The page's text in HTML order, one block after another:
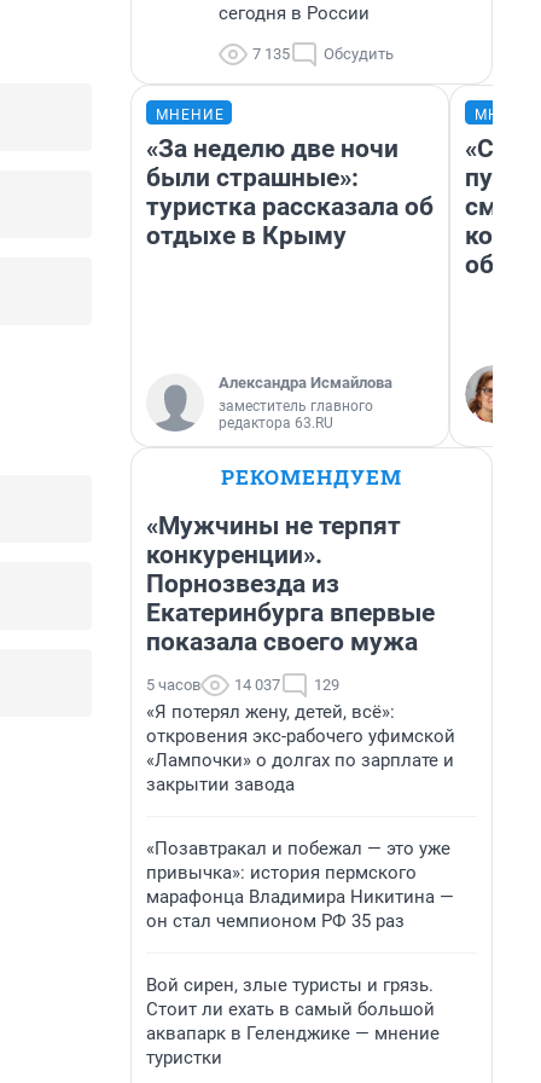
сегодня в России
7 135 Обсудить
МНЕНИЕ
«За неделю две ночи
были страшные»:
туристка рассказала об
отдыхе в Крыму
Александра Исмайлова
заместитель главного
редактора 63.RU
РЕКОМЕНДУЕМ
«Мужчины не терпят
конкуренции».
Порнозвезда из
Екатеринбурга впервые
показала своего мужа
5 часов 14 037 129
«Я потерял жену, детей, всё»:
откровения экс-рабочего уфимской
«Лампочки» о долгах по зарплате и
закрытии завода
«Позавтракал и побежал — это уже
привычка»: история пермского
марафонца Владимира Никитина —
он стал чемпионом РФ 35 раз
Вой сирен, злые туристы и грязь.
Стоит ли ехать в самый большой
аквапарк в Геленджике — мнение
туристки